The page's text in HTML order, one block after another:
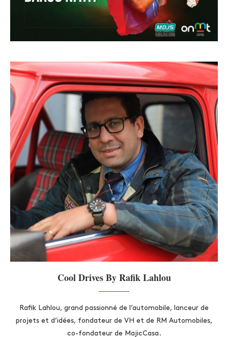
Cool Drives By Rafik Lahlou
Rafik Lahlou, grand passionné de l’automobile, lanceur de
projets et d’idées, fondateur de VH et de RM Automobiles,
co-fondateur de MajicCasa.